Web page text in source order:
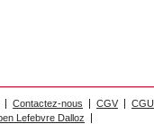
Contactez-nous CGV CGU
Lefebvre Dalloz